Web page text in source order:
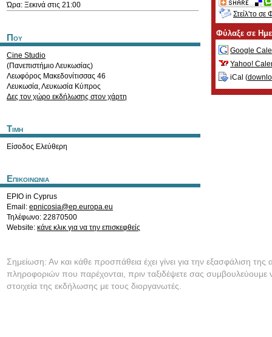
Ώρα: Ξεκινά στις 21:00
Που
Cine Studio
(Πανεπιστήμιο Λευκωσίας)
Λεωφόρος Μακεδονίτισσας 46
Λευκωσία,Λευκωσία Κύπρος
Δες τον χώρο εκδήλωσης στον χάρτη
Τιμη
Είσοδος Ελεύθερη
Επικοινωνια
EPIO in Cyprus
Email: epnicosia@ep.europa.eu
Τηλέφωνο: 22870500
Website: κάνε κλικ για να την επισκεφθείς
Στείλ'το σε
Φύλαξε σε
Google
Yahoo!
iCal (
Σημείωση: Αν και κάθε προσπάθεια έχει γίνει για την εξασφάλιση της
πληροφοριών που παρέχονται, πριν ταξιδέψετε σας συμβουλεύουμε
στοιχεία της εκδήλωσης με τους διοργανωτές.